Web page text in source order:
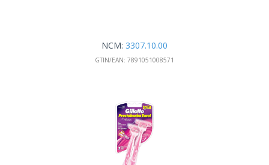
NCM: 3307.10.00
GTIN/EAN: 7891051008571